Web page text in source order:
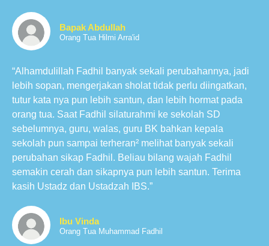
Bapak Abdullah
Orang Tua Hilmi Arra'id
“Alhamdulillah Fadhil banyak sekali perubahannya, jadi
lebih sopan, mengerjakan sholat tidak perlu diingatkan,
tutur kata nya pun lebih santun, dan lebih hormat pada
orang tua. Saat Fadhil silaturahmi ke sekolah SD
sebelumnya, guru, walas, guru BK bahkan kepala
sekolah pun sampai terheran² melihat banyak sekali
perubahan sikap Fadhil. Beliau bilang wajah Fadhil
semakin cerah dan sikapnya pun lebih santun. Terima
kasih Ustadz dan Ustadzah IBS.”
Ibu Vinda
Orang Tua Muhammad Fadhil